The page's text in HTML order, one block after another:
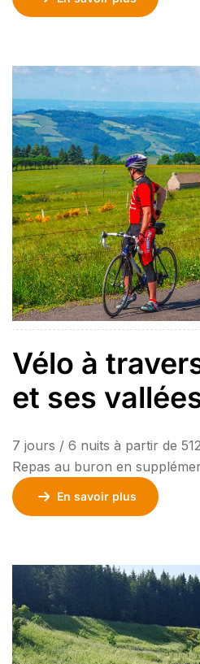
inclus. Transport en option.
Vélo à
et ses
7 jours / 6 nuits à partir de
Repas au buron en
et ses vallées à vélo, à travers
et ses bourgs pittoresques.
Canyon de […]
En savoir plus